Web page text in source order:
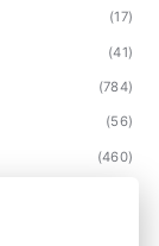
(17)
(41)
(784)
(56)
(460)